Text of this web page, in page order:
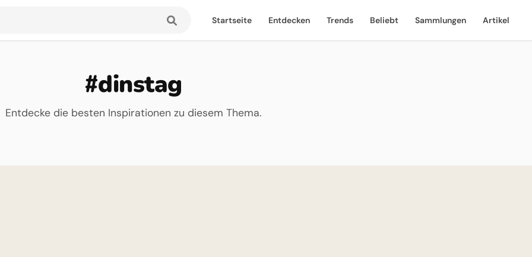
Startseite Entdecken Trends Beliebt Sammlungen Artikel
#dinstag
Entdecke die besten Inspirationen zu diesem Thema.